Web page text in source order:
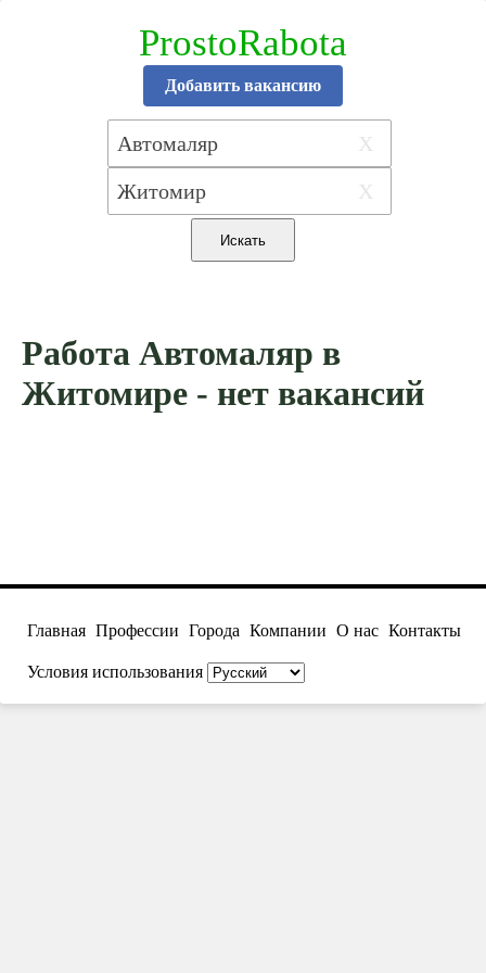
ProstoRabota
Добавить вакансию
X
X
Работа Автомаляр в
Житомире - нет вакансий
Главная Профессии Города Компании О нас Контакты
Условия использования